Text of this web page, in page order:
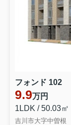
フォンド 102
9.9万円
1LDK / 50.03㎡
吉川市大字中曽根